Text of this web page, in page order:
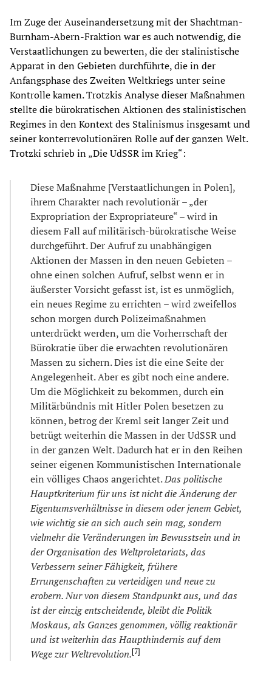
Im Zuge der Auseinandersetzung mit der Shachtman-
Burnham-Abern-Fraktion war es auch notwendig, die
Verstaatlichungen zu bewerten, die der stalinistische
Apparat in den Gebieten durchführte, die in der
Anfangsphase des Zweiten Weltkriegs unter seine
Kontrolle kamen. Trotzkis Analyse dieser Maßnahmen
stellte die bürokratischen Aktionen des stalinistischen
Regimes in den Kontext des Stalinismus insgesamt und
seiner konterrevolutionären Rolle auf der ganzen Welt.
Trotzki schrieb in „Die UdSSR im Krieg“:
Diese Maßnahme [Verstaatlichungen in Polen],
ihrem Charakter nach revolutionär – „der
Expropriation der Expropriateure“ – wird in
diesem Fall auf militärisch-bürokratische Weise
durchgeführt. Der Aufruf zu unabhängigen
Aktionen der Massen in den neuen Gebieten –
ohne einen solchen Aufruf, selbst wenn er in
äußerster Vorsicht gefasst ist, ist es unmöglich,
ein neues Regime zu errichten – wird zweifellos
schon morgen durch Polizeimaßnahmen
unterdrückt werden, um die Vorherrschaft der
Bürokratie über die erwachten revolutionären
Massen zu sichern. Dies ist die eine Seite der
Angelegenheit. Aber es gibt noch eine andere.
Um die Möglichkeit zu bekommen, durch ein
Militärbündnis mit Hitler Polen besetzen zu
können, betrog der Kreml seit langer Zeit und
betrügt weiterhin die Massen in der UdSSR und
in der ganzen Welt. Dadurch hat er in den Reihen
seiner eigenen Kommunistischen Internationale
ein völliges Chaos angerichtet.Das politische
Hauptkriterium für uns ist nicht die Änderung der
Eigentumsverhältnisse in diesem oder jenem Gebiet,
wie wichtig sie an sich auch sein mag, sondern
vielmehr die Veränderungen im Bewusstsein und in
der Organisation des Weltproletariats, das
Verbessern seiner Fähigkeit, frühere
Errungenschaften zu verteidigen und neue zu
erobern. Nur von diesem Standpunkt aus, und das
ist der einzig entscheidende, bleibt die Politik
Moskaus, als Ganzes genommen, völlig reaktionär
und ist weiterhin das Haupthindernis auf dem
Wege zur Weltrevolution.[7]